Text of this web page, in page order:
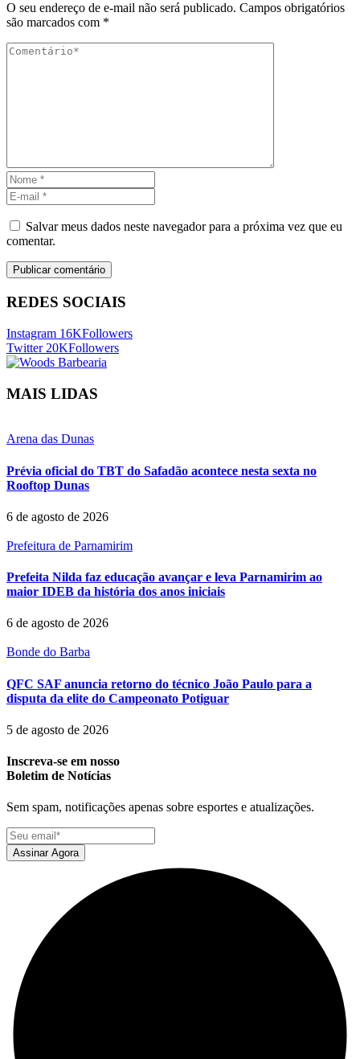
O seu endereço de e-mail não será publicado. Campos obrigatórios
são marcados com *
Salvar meus dados neste navegador para a próxima vez que eu
comentar.
REDES SOCIAIS
Instagram 16KFollowers
Twitter 20KFollowers
MAIS LIDAS
Arena das Dunas
Prévia oficial do TBT do Safadão acontece nesta sexta no
Rooftop Dunas
6 de agosto de 2026
Prefeitura de Parnamirim
Prefeita Nilda faz educação avançar e leva Parnamirim ao
maior IDEB da história dos anos iniciais
6 de agosto de 2026
Bonde do Barba
QFC SAF anuncia retorno do técnico João Paulo para a
disputa da elite do Campeonato Potiguar
5 de agosto de 2026
Inscreva-se em nosso
Boletim de Notícias
Sem spam, notificações apenas sobre esportes e atualizações.
Assinar Agora